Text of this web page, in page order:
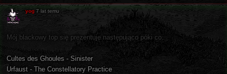
yog 7 lat temu
Mój blackowy top się prezentuje następująco póki co:
Cultes des Ghoules - Sinister
Urfaust - The Constellatory Practice